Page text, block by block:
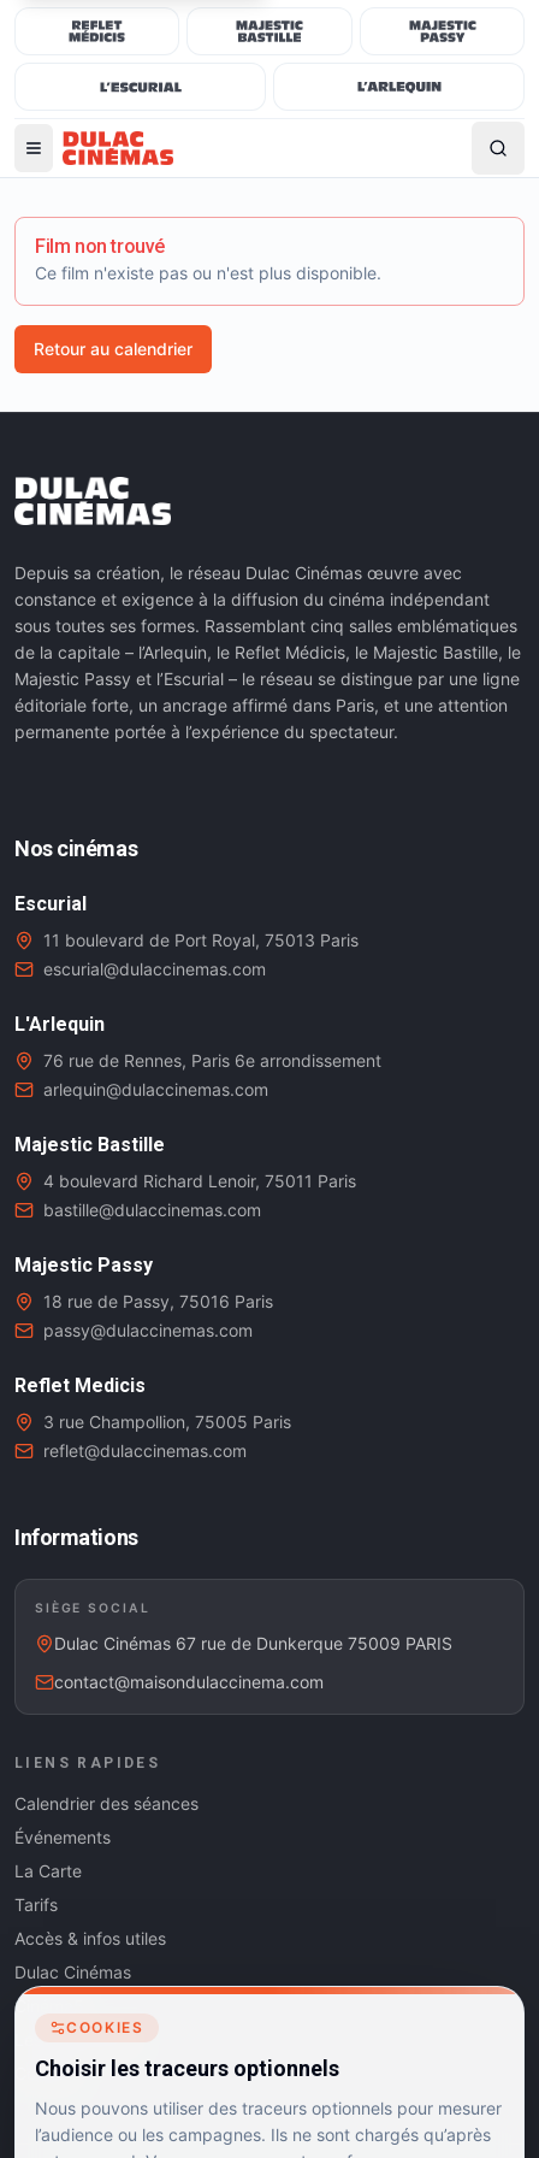
Film non trouvé
Ce film n'existe pas ou n'est plus disponible.
Retour au calendrier
Depuis sa création, le réseau Dulac Cinémas œuvre avec
constance et exigence à la diffusion du cinéma indépendant
sous toutes ses formes. Rassemblant cinq salles emblématiques
de la capitale – l’Arlequin, le Reflet Médicis, le Majestic Bastille, le
Majestic Passy et l’Escurial – le réseau se distingue par une ligne
éditoriale forte, un ancrage affirmé dans Paris, et une attention
permanente portée à l’expérience du spectateur.
Nos cinémas
Escurial
11 boulevard de Port Royal, 75013 Paris
escurial@dulaccinemas.com
L'Arlequin
76 rue de Rennes, Paris 6e arrondissement
arlequin@dulaccinemas.com
Majestic Bastille
4 boulevard Richard Lenoir, 75011 Paris
bastille@dulaccinemas.com
Majestic Passy
18 rue de Passy, 75016 Paris
passy@dulaccinemas.com
Reflet Medicis
3 rue Champollion, 75005 Paris
reflet@dulaccinemas.com
Informations
SIÈGE SOCIAL
Dulac Cinémas 67 rue de Dunkerque 75009 PARIS
contact@maisondulaccinema.com
LIENS RAPIDES
Calendrier des séances
Événements
La Carte
Tarifs
Accès & infos utiles
Dulac Cinémas
Cinéma5
Les Dits de l'Art
Contact
COOKIES
Choisir les traceurs optionnels
Nous pouvons utiliser des traceurs optionnels pour mesurer
l’audience ou les campagnes. Ils ne sont chargés qu’après